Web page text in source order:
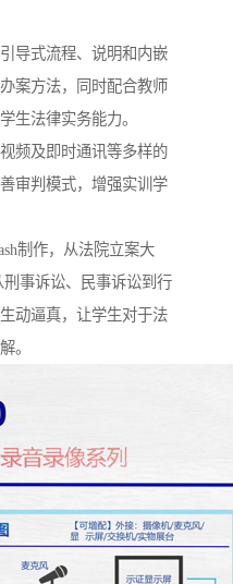
导式流程、说明和内嵌
案方法，同时配合教师
生法律实务能力。
频及即时通讯等多样的
审判模式，增强实训学
制作，从法院立案大
事诉讼、民事诉讼到行
动逼真，让学生对于法
。